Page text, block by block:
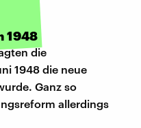
1948
die
1948 die neue
Ganz so
allerdings